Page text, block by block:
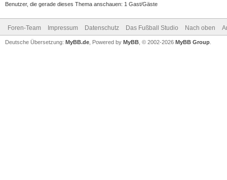
Benutzer, die gerade dieses Thema anschauen: 1 Gast/Gäste
Foren-Team Impressum Datenschutz Das Fußball Studio Nach oben
Deutsche Übersetzung: MyBB.de , Powered by MyBB , © 2002-2026 MyBB Group